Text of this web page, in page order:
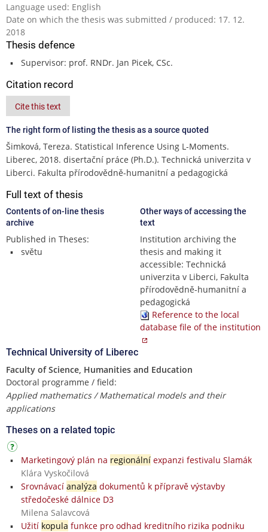
Language used: English
Date on which the thesis was submitted / produced: 17. 12.
2018
Thesis defence
Supervisor: prof. RNDr. Jan Picek, CSc.
Citation record
Cite this text
The right form of listing the thesis as a source quoted
Šimková, Tereza. Statistical Inference Using L-Moments.
Liberec, 2018. disertační práce (Ph.D.). Technická univerzita v
Liberci. Fakulta přírodovědně-humanitní a pedagogická
Full text of thesis
Contents of on-line thesis
archive
Published in Theses:
světu
Other ways of accessing the
text
Institution archiving the
thesis and making it
accessible: Technická
univerzita v Liberci, Fakulta
přírodovědně-humanitní a
pedagogická
Reference to the local
database file of the institution
Technical University of Liberec
Faculty of Science, Humanities and Education
Doctoral programme / field:
Applied mathematics / Mathematical models and their
applications
Theses on a related topic
Marketingový plán na regionálníexpanzi festivalu Slamák
Klára Vyskočilová
Srovnávací analýza dokumentů k přípravě výstavby
středočeské dálnice D3
Milena Salavcová
Užití kopula funkce pro odhad kreditního rizika podniku